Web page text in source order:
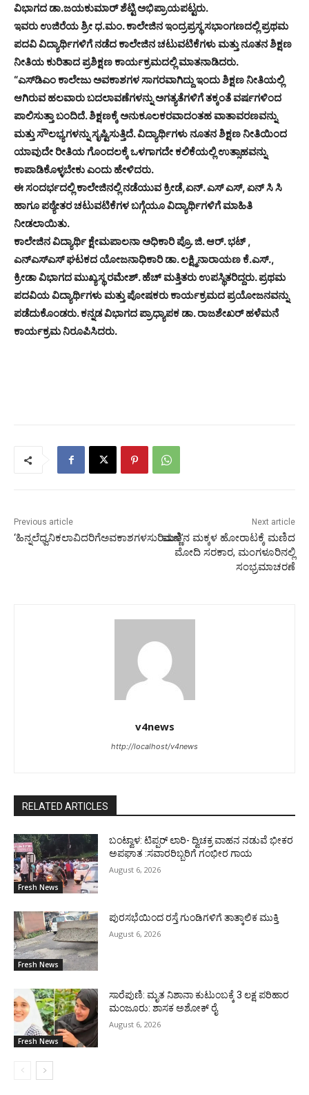
ವಿಭಾಗದ ಡಾ.ಜಯಕುಮಾರ್ ಶೆಟ್ಟಿ ಅಭಿಪ್ರಾಯಪಟ್ಟರು.
ಇವರು ಉಜಿರೆಯ ಶ್ರೀ ಧ.ಮಂ. ಕಾಲೇಜಿನ ಇಂದ್ರಪ್ರಸ್ಥ ಸಭಾಂಗಣದಲ್ಲಿ ಪ್ರಥಮ
ಪದವಿ ವಿದ್ಯಾರ್ಥಿಗಳಿಗೆ ನಡೆದ ಕಾಲೇಜಿನ ಚಟುವಟಿಕೆಗಳು ಮತ್ತು ನೂತನ ಶಿಕ್ಷಣ
ನೀತಿಯ ಕುರಿತಾದ ಪ್ರಶಿಕ್ಷಣ ಕಾರ್ಯಕ್ರಮದಲ್ಲಿ ಮಾತನಾಡಿದರು.
“ಎಸ್‌ಡಿ‌ಎಂ ಕಾಲೇಜು ಅವಕಾಶಗಳ ಸಾಗರವಾಗಿದ್ದು ಇಂದು ಶಿಕ್ಷಣ ನೀತಿಯಲ್ಲಿ
ಆಗಿರುವ ಹಲವಾರು ಬದಲಾವಣೆಗಳನ್ನು ಅಗತ್ಯತೆಗಳಿಗೆ ತಕ್ಕಂತೆ ವರ್ಷಗಳಿಂದ
ಪಾಲಿಸುತ್ತಾ ಬಂದಿದೆ. ಶಿಕ್ಷಣಕ್ಕೆ ಅನುಕೂಲಕರವಾದಂತಹ ವಾತಾವರಣವನ್ನು
ಮತ್ತು ಸೌಲಭ್ಯಗಳನ್ನು ಸೃಷ್ಟಿಸುತ್ತಿದೆ. ವಿದ್ಯಾರ್ಥಿಗಳು ನೂತನ ಶಿಕ್ಷಣ ನೀತಿಯಿಂದ
ಯಾವುದೇ ರೀತಿಯ ಗೊಂದಲಕ್ಕೆ ಒಳಗಾಗದೇ ಕಲಿಕೆಯಲ್ಲಿ ಉತ್ಸಾಹವನ್ನು
ಕಾಪಾಡಿಕೊಳ್ಳಬೇಕು ಎಂದು ಹೇಳಿದರು.
ಈ ಸಂದರ್ಭದಲ್ಲಿ ಕಾಲೇಜಿನಲ್ಲಿ ನಡೆಯುವ ಕ್ರೀಡೆ,ಏನ್. ಎಸ್ ಎಸ್, ಏನ್ ಸಿ ಸಿ
ಹಾಗೂ ಪಠ್ಯೇತರ ಚಟುವಟಿಕೆಗಳ ಬಗ್ಗೆಯೂ ವಿದ್ಯಾರ್ಥಿಗಳಿಗೆ ಮಾಹಿತಿ
ನೀಡಲಾಯಿತು.
ಕಾಲೇಜಿನ ವಿದ್ಯಾರ್ಥಿ ಕ್ಷೇಮಪಾಲನಾ ಅಧಿಕಾರಿ ಪ್ರೊ. ಜಿ. ಆರ್. ಭಟ್ ,
ಎನ್‌ಎಸ್‌ಎಸ್ ಘಟಕದ ಯೋಜನಾಧಿಕಾರಿ ಡಾ. ಲಕ್ಷ್ಮಿನಾರಾಯಣ ಕೆ.ಎಸ್.,
ಕ್ರೀಡಾ ವಿಭಾಗದ ಮುಖ್ಯಸ್ಥ ರಮೇಶ್. ಹೆಚ್ ಮತ್ತಿತರು ಉಪಸ್ಥಿತರಿದ್ದರು. ಪ್ರಥಮ
ಪದವಿಯ ವಿದ್ಯಾರ್ಥಿಗಳು ಮತ್ತು ಪೋಷಕರು ಕಾರ್ಯಕ್ರಮದ ಪ್ರಯೋಜನವನ್ನು
ಪಡೆದುಕೊಂಡರು. ಕನ್ನಡ ವಿಭಾಗದ ಪ್ರಾಧ್ಯಾಪಕ ಡಾ. ರಾಜಶೇಖರ್ ಹಳೆಮನೆ
ಕಾರ್ಯಕ್ರಮ ನಿರೂಪಿಸಿದರು.
Previous article
‘ಹಿನ್ನಲೆಧ್ವನಿಕಲಾವಿದರಿಗೆಅವಕಾಶಗಳಸುರಿಮಳೆ’
Next article
ಮಣ್ಣಿನ ಮಕ್ಕಳ ಹೋರಾಟಕ್ಕೆ ಮಣಿದ
ಮೋದಿ ಸರಕಾರ, ಮಂಗಳೂರಿನಲ್ಲಿ
ಸಂಭ್ರಮಾಚರಣೆ
v4news
http://localhost/v4news
RELATED ARTICLES
Fresh News
ಬಂಟ್ವಾಳ: ಟಿಪ್ಪರ್ ಲಾರಿ- ದ್ವಿಚಕ್ರ ವಾಹನ ನಡುವೆ ಭೀಕರ
ಅಪಘಾತ :ಸವಾರರಿಬ್ಬರಿಗೆ ಗಂಭೀರ ಗಾಯ
August 6, 2026
Fresh News
ಪುರಸಭೆಯಿಂದ ರಸ್ತೆ ಗುಂಡಿಗಳಿಗೆ ತಾತ್ಕಾಲಿಕ ಮುಕ್ತಿ
August 6, 2026
Fresh News
ಸಾರೆಪುಣಿ: ಮೃತ ನಿಶಾನಾ ಕುಟುಂಬಕ್ಕೆ 3 ಲಕ್ಷ ಪರಿಹಾರ
ಮಂಜೂರು: ಶಾಸಕ ಅಶೋಕ್ ರೈ
August 6, 2026